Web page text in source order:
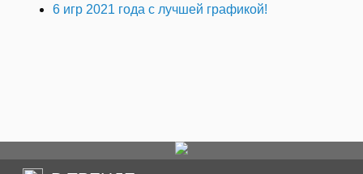
6 игр 2021 года с лучшей графикой!